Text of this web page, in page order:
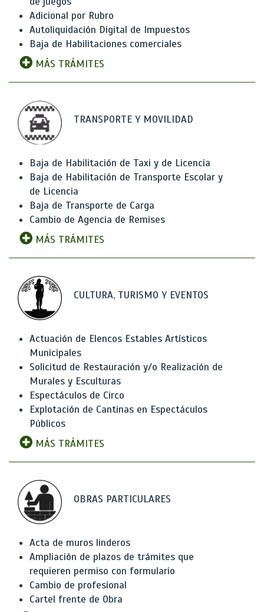
Adicional por Rubro
Autoliquidación Digital de Impuestos
Baja de Habilitaciones comerciales
MÁS TRÁMITES
TRANSPORTE Y MOVILIDAD
Baja de Habilitación de Taxi y de Licencia
Baja de Habilitación de Transporte Escolar y
de Licencia
Baja de Transporte de Carga
Cambio de Agencia de Remises
MÁS TRÁMITES
CULTURA, TURISMO Y EVENTOS
Actuación de Elencos Estables Artísticos
Municipales
Solicitud de Restauración y/o Realización de
Murales y Esculturas
Espectáculos de Circo
Explotación de Cantinas en Espectáculos
Públicos
MÁS TRÁMITES
OBRAS PARTICULARES
Acta de muros linderos
Ampliación de plazos de trámites que
requieren permiso con formulario
Cambio de profesional
Cartel frente de Obra